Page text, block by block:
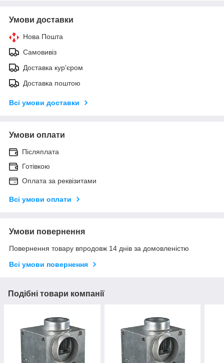
Умови доставки
Нова Пошта
Самовивіз
Доставка кур'єром
Доставка поштою
Всі умови доставки
Умови оплати
Післяплата
Готівкою
Оплата за реквізитами
Всі умови оплати
Умови повернення
Повернення товару впродовж 14 днів за домовленістю
Всі умови повернення
Подібні товари компанії